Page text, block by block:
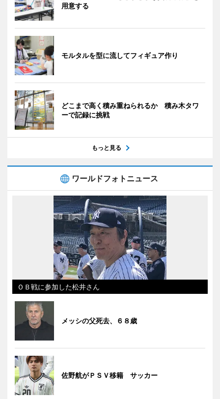
用意する
モルタルを型に流してフィギュア作り
どこまで高く積み重ねられるか 積み木タワ
ーで記録に挑戦
もっと見る
ワールドフォトニュース
ＯＢ戦に参加した松井さん
メッシの父死去、６８歳
佐野航がＰＳＶ移籍 サッカー